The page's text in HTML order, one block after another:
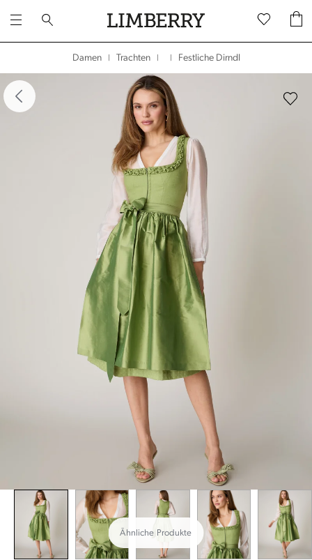
Damen Trachten Festliche Dirndl
überspringen
Ähnliche Produkte